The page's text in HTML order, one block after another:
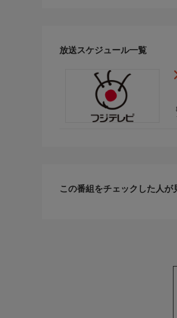
放送スケジュール一覧
この番組をチェックした人が